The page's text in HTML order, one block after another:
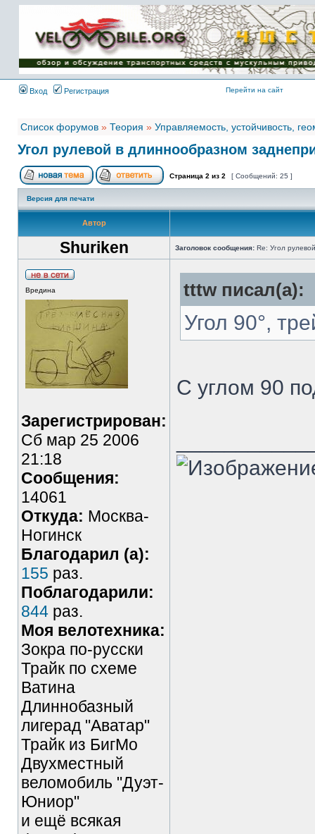
Имя пользователя:
Пароль:
{ LOG_ME_IN_SHORT
}
Вход
Регистрация Перейти на сайт
Список форумов » Теория » Управляемость, устойчивость,
Угол рулевой в длиннообразном
Страница 2 из 2 [ Сообщений: 25 ]
Версия для печати
Автор
Shuriken Заголовок сообщения: Re: Угол
Вредина
Зарегистрирован:
Сб мар 25 2006
21:18
Сообщения:
14061
Откуда: Москва-
Ногинск
Благодарил (а):
155 раз.
Поблагодарили:
844 раз.
Моя велотехника:
Зокра по-русски
Трайк по схеме
Ватина
Длиннобазный
лигерад "Аватар"
Трайк из БигМо
Двухместный
веломобиль "Дуэт-
Юниор"
и ещё всякая
tttw писал(а):
Угол 90°,
С углом 90